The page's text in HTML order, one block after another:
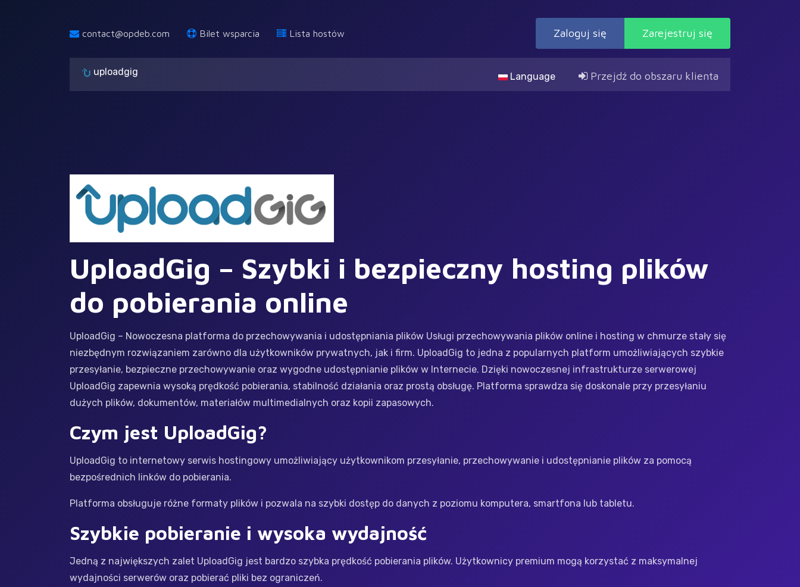
contact@opdeb.com Bilet wsparcia Lista hostów Zaloguj się Zarejestruj się
uploadgig Language Przejdź do obszaru klienta
UploadGig – Szybki i bezpieczny hosting plików
do pobierania online
UploadGig – Nowoczesna platforma do przechowywania i udostępniania plików Usługi przechowywania plików online i hosting w chmurze stały się
niezbędnym rozwiązaniem zarówno dla użytkowników prywatnych, jak i firm. UploadGig to jedna z popularnych platform umożliwiających szybkie
przesyłanie, bezpieczne przechowywanie oraz wygodne udostępnianie plików w Internecie. Dzięki nowoczesnej infrastrukturze serwerowej
UploadGig zapewnia wysoką prędkość pobierania, stabilność działania oraz prostą obsługę. Platforma sprawdza się doskonale przy przesyłaniu
dużych plików, dokumentów, materiałów multimedialnych oraz kopii zapasowych.
Czym jest UploadGig?
UploadGig to internetowy serwis hostingowy umożliwiający użytkownikom przesyłanie, przechowywanie i udostępnianie plików za pomocą
bezpośrednich linków do pobierania.
Platforma obsługuje różne formaty plików i pozwala na szybki dostęp do danych z poziomu komputera, smartfona lub tabletu.
Szybkie pobieranie i wysoka wydajność
Jedną z największych zalet UploadGig jest bardzo szybka prędkość pobierania plików. Użytkownicy premium mogą korzystać z maksymalnej
wydajności serwerów oraz pobierać pliki bez ograniczeń.